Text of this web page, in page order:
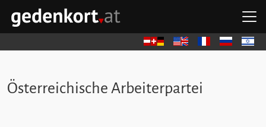
Zum Hauptinhalt springen
Zum Hauptmenü springen
Zu den Quicklinks springen
GEDENKORT - STARTSEITE
DeutschEnglish FrançaisРусский
עברית
Österreichische Arbeiterpartei